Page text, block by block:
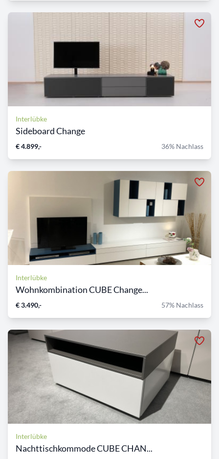
Interlübke
Sideboard Change
€ 4.899,- 36% Nachlass
Interlübke
Wohnkombination CUBE Change...
€ 3.490,- 57% Nachlass
Interlübke
Nachttischkommode CUBE CHAN...